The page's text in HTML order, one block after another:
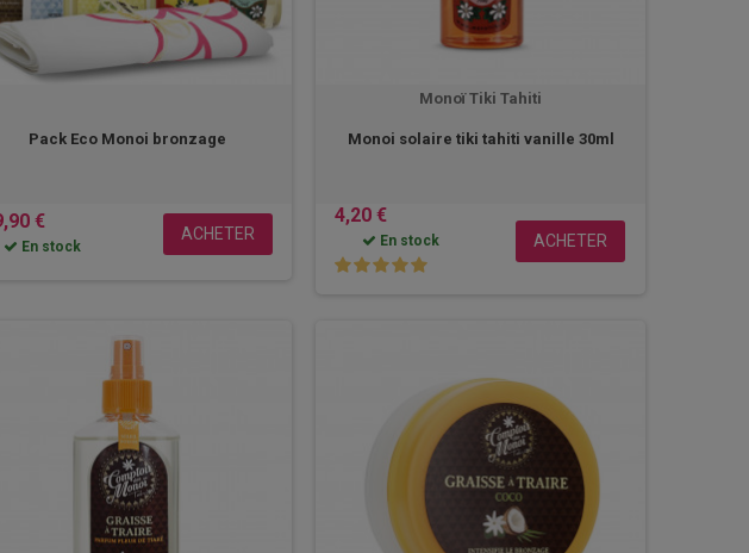
Pack Eco Monoi bronzage
€
En stock
ACHETER
Monoï Tiki Tahiti
Monoi solaire tiki tahiti vanille 30ml
4,20 €
En stock ACHETER